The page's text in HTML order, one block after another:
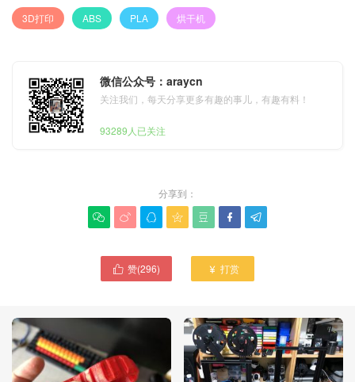
3D打印 ABS PLA 烘干机
微信公众号：araycn
关注我们，每天分享更多有趣的事儿，有趣有料！
93289人已关注
分享到：
      
 赞(296)  打赏